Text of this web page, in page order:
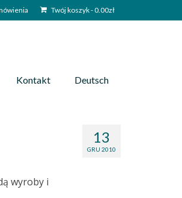
Twój koszyk-0.00zł
Kontakt Deutsch
13
GRU 2010
wyroby i